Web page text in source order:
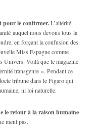
pour le confirmer.L’altérité
auquel nous devons tous la
en forçant la confusion des
Miss Espagne comme
Univers. Voilà que le magazine
transgenre ». Pendant ce
tribune dans le Figaro qui
ni loi naturelle.
le retour à la raison humaine
ment pas.